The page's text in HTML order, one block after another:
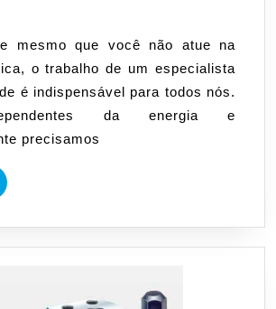
que
é
e
qual
mesmo que você não atue na
o trabalho de um especialista
é indispensável para todos nós.
da energia e
precisamos
SAIBA